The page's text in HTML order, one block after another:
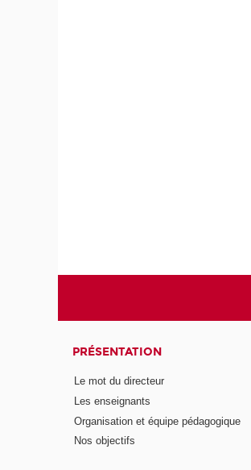
PRÉSENTATION
Le mot du directeur
Les enseignants
Organisation et équipe pédagogique
Nos objectifs